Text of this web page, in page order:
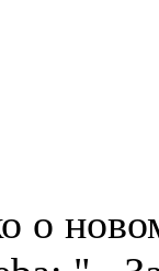
о